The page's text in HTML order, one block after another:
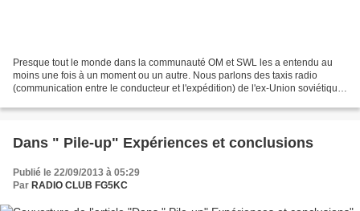
Presque tout le monde dans la communauté OM et SWL les a entendu au
moins une fois à un moment ou un autre. Nous parlons des taxis radio
(communication entre le conducteur et l'expédition) de l'ex-Union soviétique,
Dans " Pile-up" Expériences et conclusions
Publié le 22/09/2013 à 05:29
Par RADIO CLUB FG5KC